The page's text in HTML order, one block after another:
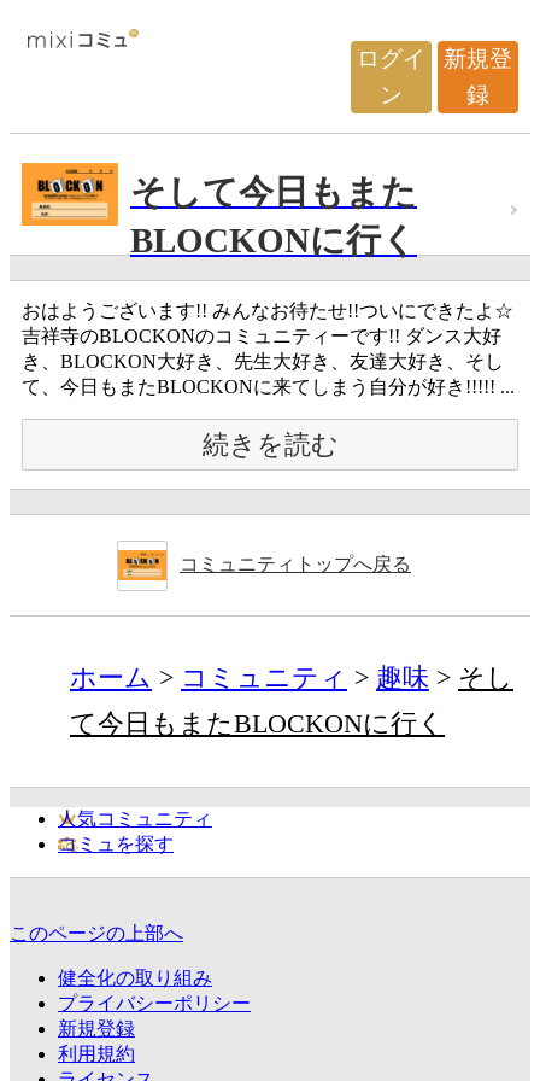
ログイ
ン
新規登
録
そして今日もまた
BLOCKONに行く
おはようございます!! みんなお待たせ!!ついにできたよ☆
吉祥寺のBLOCKONのコミュニティーです!! ダンス大好
き、BLOCKON大好き、先生大好き、友達大好き、そし
て、今日もまたBLOCKONに来てしまう自分が好き!!!!! ...
続きを読む
コミュニティトップへ戻る
ホーム コミュニティ 趣味
そし
て今日もまたBLOCKONに行く
人気コミュニティ
コミュを探す
このページの上部へ
健全化の取り組み
プライバシーポリシー
新規登録
利用規約